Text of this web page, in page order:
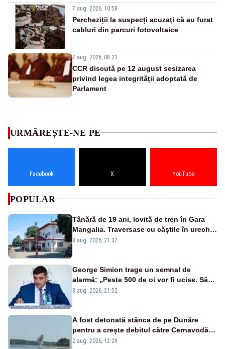
7 aug. 2026, 10:58
Percheziții la suspecți acuzați că au furat
cabluri din parcuri fotovoltaice
7 aug. 2026, 08:21
CCR discută pe 12 august sesizarea
privind legea integrității adoptată de
Parlament
URMĂREȘTE-NE PE
Facebook X YouTube
POPULAR
Tânără de 19 ani, lovită de tren în Gara
Mangalia. Traversase cu căștile în urechi
liniile printr-un loc nepermis
8 aug. 2026, 21:37
George Simion trage un semnal de
alarmă: „Peste 500 de oi vor fi ucise. Să
vedem dacă ciobanii vor fi despăgubiți”
8 aug. 2026, 21:52
A fost detonată stânca de pe Dunăre
pentru a crește debitul către Cernavodă –
VIDEO
2 aug. 2026, 12:29